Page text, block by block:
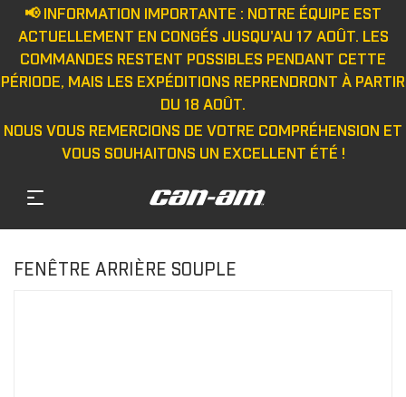
📢 INFORMATION IMPORTANTE : NOTRE ÉQUIPE EST
ACTUELLEMENT EN CONGÉS JUSQU'AU 17 AOÛT. LES
COMMANDES RESTENT POSSIBLES PENDANT CETTE
PÉRIODE, MAIS LES EXPÉDITIONS REPRENDRONT À PARTIR
DU 18 AOÛT.
NOUS VOUS REMERCIONS DE VOTRE COMPRÉHENSION ET
VOUS SOUHAITONS UN EXCELLENT ÉTÉ !
FENÊTRE ARRIÈRE SOUPLE